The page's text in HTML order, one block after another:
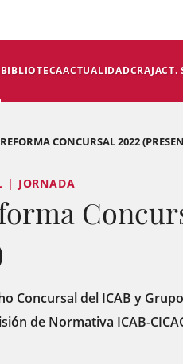
BIBLIOTECAACTUALIDADCRAJACT.
CONCURSAL 2022
| JORNADA
Concursal del ICAB y
de Normativa ICAB-